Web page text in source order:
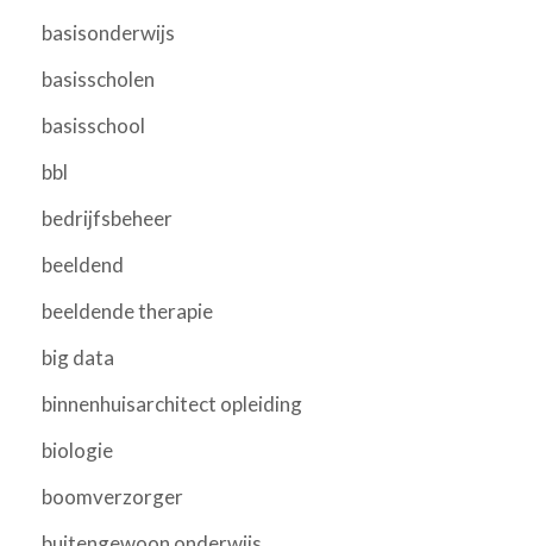
basisonderwijs
basisscholen
basisschool
bbl
bedrijfsbeheer
beeldend
beeldende therapie
big data
binnenhuisarchitect opleiding
biologie
boomverzorger